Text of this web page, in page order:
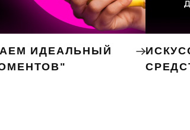
ИДЕАЛЬНЫЙ